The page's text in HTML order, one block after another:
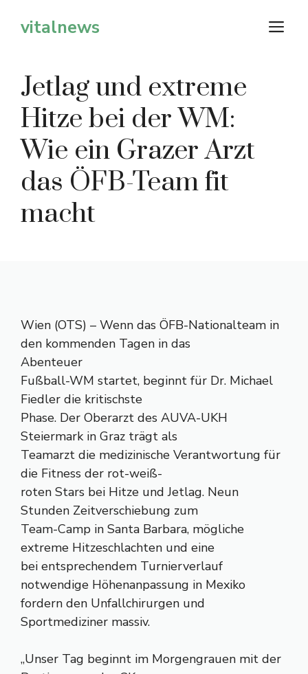
Inhaltvitalnews
Jetlag und extreme
Hitze bei der WM:
Wie ein Grazer Arzt
das ÖFB-Team fit
macht
Wien (OTS) – Wenn das ÖFB-Nationalteam in
den kommenden Tagen in das
Abenteuer
Fußball-WM startet, beginnt für Dr. Michael
Fiedler die kritischste
Phase. Der Oberarzt des AUVA-UKH
Steiermark in Graz trägt als
Teamarzt die medizinische Verantwortung für
die Fitness der rot-weiß-
roten Stars bei Hitze und Jetlag. Neun
Stunden Zeitverschiebung zum
Team-Camp in Santa Barbara, mögliche
extreme Hitzeschlachten und eine
bei entsprechendem Turnierverlauf
notwendige Höhenanpassung in Mexiko
fordern den Unfallchirurgen und
Sportmediziner massiv.
„Unser Tag beginnt im Morgengrauen mit der